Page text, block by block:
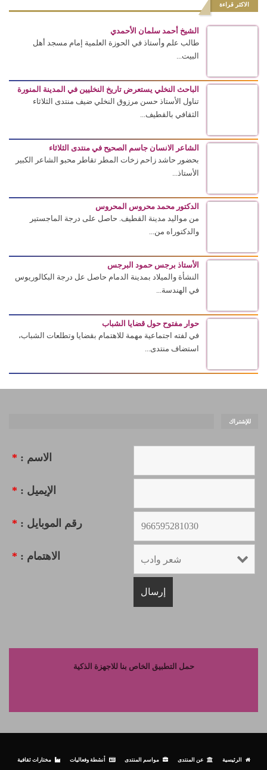
الاكثر قراءة
الشيخ أحمد سلمان الأحمدي
طالب علم وأستاذ في الحوزة العلمية إمام مسجد أهل
البيت...
الباحث النخلي يستعرض تاريخ النخليين في المدينة المنورة
تناول الأستاذ حسن مرزوق النخلي ضيف منتدى الثلاثاء
الثقافي بالقطيف...
الشاعر الانسان جاسم الصحيح في منتدى الثلاثاء
بحضور حاشد زاحم زخات المطر تقاطر محبو الشاعر الكبير
الأستاذ...
الدكتور محمد محروس المحروس
من مواليد مدينة القطيف. حاصل على درجة الماجستير
والدكتوراه من...
الأستاذ برجس حمود البرجس
النشأة والميلاد بمدينة الدمام حاصل عل درجة البكالوريوس
في الهندسة...
حوار مفتوح حول قضايا الشباب
في لفته اجتماعية مهمة للاهتمام بقضايا وتطلعات الشباب،
استضاف منتدى...
للإشتراك
الاسم : *
الإيميل : *
رقم الموبايل : *
الاهتمام : *
حمل التطبيق الخاص بنا للاجهزة الذكية
الرئيسية عن المنتدى مواسم المنتدى أنشطة وفعاليات مختارات ثقافية